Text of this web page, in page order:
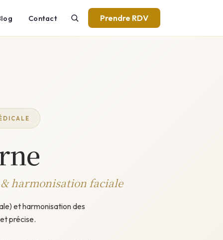
Contact Prendre RDV
harmonisation faciale
et harmonisation des
précise.